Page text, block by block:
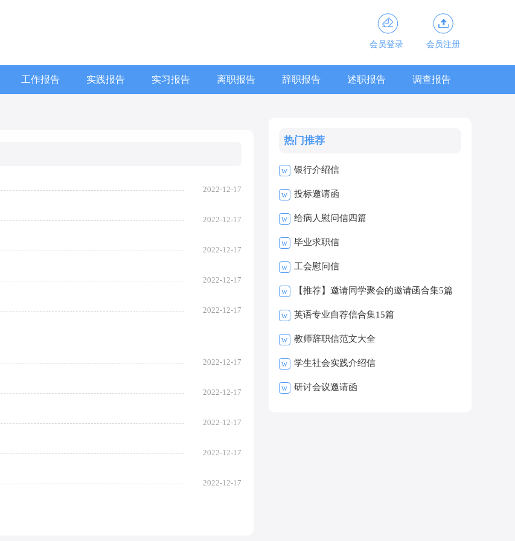
会员登录 会员注册
工作报告 实践报告 实习报告 离职报告 辞职报告 述职报告 调查报告
2022-12-17
2022-12-17
2022-12-17
2022-12-17
2022-12-17
2022-12-17
2022-12-17
2022-12-17
2022-12-17
2022-12-17
热门推荐
w 银行介绍信
w 投标邀请函
w 给病人慰问信四篇
w 毕业求职信
w 工会慰问信
w 【推荐】邀请同学聚会的邀请函合集5篇
w 英语专业自荐信合集15篇
w 教师辞职信范文大全
w 学生社会实践介绍信
w 研讨会议邀请函